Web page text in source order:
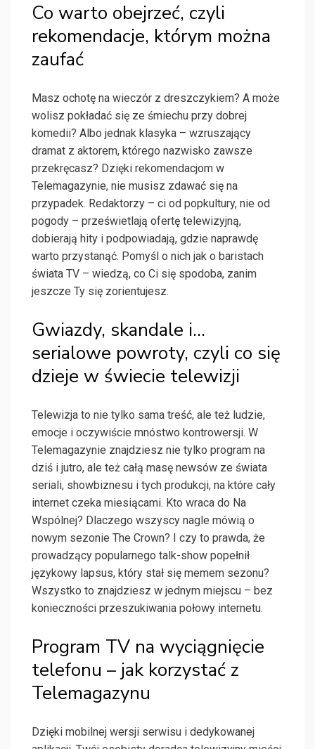
Co warto obejrzeć, czyli
rekomendacje, którym można
zaufać
Masz ochotę na wieczór z dreszczykiem? A może
wolisz pokładać się ze śmiechu przy dobrej
komedii? Albo jednak klasyka – wzruszający
dramat z aktorem, którego nazwisko zawsze
przekręcasz? Dzięki rekomendacjom w
Telemagazynie, nie musisz zdawać się na
przypadek. Redaktorzy – ci od popkultury, nie od
pogody – prześwietlają ofertę telewizyjną,
dobierają hity i podpowiadają, gdzie naprawdę
warto przystanąć. Pomyśl o nich jak o baristach
świata TV – wiedzą, co Ci się spodoba, zanim
jeszcze Ty się zorientujesz.
Gwiazdy, skandale i…
serialowe powroty, czyli co się
dzieje w świecie telewizji
Telewizja to nie tylko sama treść, ale też ludzie,
emocje i oczywiście mnóstwo kontrowersji. W
Telemagazynie znajdziesz nie tylko program na
dziś i jutro, ale też całą masę newsów ze świata
seriali, showbiznesu i tych produkcji, na które cały
internet czeka miesiącami. Kto wraca do Na
Wspólnej? Dlaczego wszyscy nagle mówią o
nowym sezonie The Crown? I czy to prawda, że
prowadzący popularnego talk-show popełnił
językowy lapsus, który stał się memem sezonu?
Wszystko to znajdziesz w jednym miejscu – bez
konieczności przeszukiwania połowy internetu.
Program TV na wyciągnięcie
telefonu – jak korzystać z
Telemagazynu
Dzięki mobilnej wersji serwisu i dedykowanej